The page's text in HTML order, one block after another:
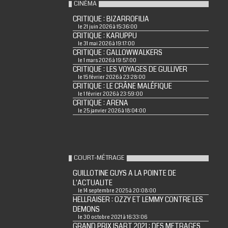
CINÉMA
CRITIQUE : BIZARROFILIA
le 21 juin 2026 à 15:36:00
CRITIQUE : KARUPPU
le 31 mai 2026 à 19:17:00
CRITIQUE : GALLOWWALKERS
le 1 mars 2026 à 19:57:00
CRITIQUE : LES VOYAGES DE GULLIVER
le 15 février 2026 à 23:28:00
CRITIQUE : LE CRÂNE MALÉFIQUE
le 1 février 2026 à 23:59:00
CRITIQUE : ARENA
le 25 janvier 2026 à 18:04:00
COURT-MÉTRAGE
GUILLOTINE GUYS A LA POINTE DE
L'ACTUALITE
le 14 septembre 2025 à 20:08:00
HELLRAISER : OZZY ET LEMMY CONTRE LES
DEMONS
le 30 octobre 2021 à 16:33:06